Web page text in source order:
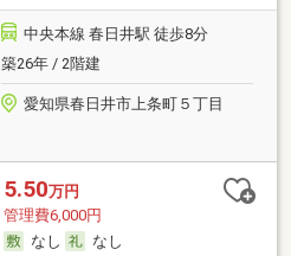
中央本線 春日井駅 徒歩8分
築26年 / 2階建
愛知県春日井市上条町５丁目
5.50万円
管理費6,000円
なし
なし